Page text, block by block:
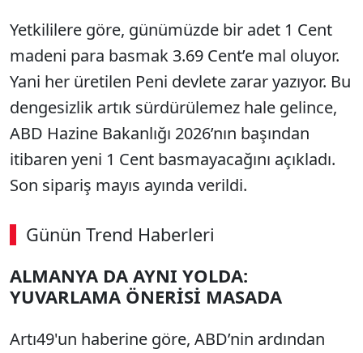
Yetkililere göre, günümüzde bir adet 1 Cent
madeni para basmak 3.69 Cent’e mal oluyor.
Yani her üretilen Peni devlete zarar yazıyor. Bu
dengesizlik artık sürdürülemez hale gelince,
ABD Hazine Bakanlığı 2026’nın başından
itibaren yeni 1 Cent basmayacağını açıkladı.
Son sipariş mayıs ayında verildi.
Günün Trend Haberleri
ALMANYA DA AYNI YOLDA:
YUVARLAMA ÖNERİSİ MASADA
Artı49'un haberine göre, ABD’nin ardından